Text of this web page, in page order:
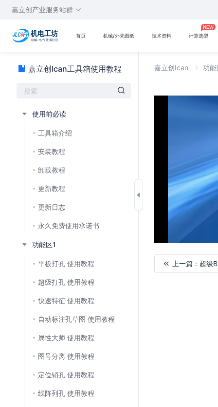
嘉立创产业服务站群
首页 机械/外壳图纸 技术资料 计算选型
嘉立创Ican工具箱使用教程
使用前必读
工具箱介绍
安装教程
卸载教程
更新教程
更新日志
永久免费使用承诺书
功能区1
平板打孔 使用教程
超级打孔 使用教程
快速特征 使用教程
自动标注孔草图 使用教程
属性大师 使用教程
图号分离 使用教程
定位销孔 使用教程
线阵列孔 使用教程
嘉立创Ican 功
上一篇： 超级